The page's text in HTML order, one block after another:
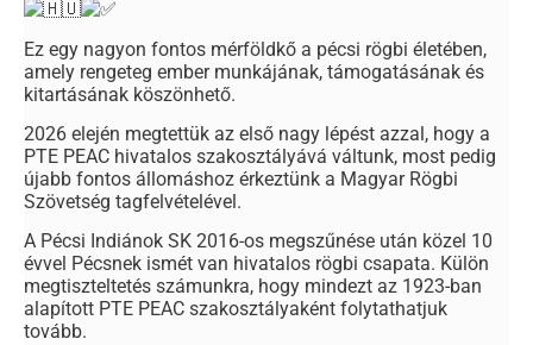
Ez egy nagyon fontos mérföldkő a pécsi rögbi életében,
amely rengeteg ember munkájának, támogatásának és
kitartásának köszönhető.
2026 elején megtettük az első nagy lépést azzal, hogy a
PTE PEAC hivatalos szakosztályává váltunk, most pedig
újabb fontos állomáshoz érkeztünk a Magyar Rögbi
Szövetség tagfelvételével.
A Pécsi Indiánok SK 2016-os megszűnése után közel 10
évvel Pécsnek ismét van hivatalos rögbi csapata. Külön
megtiszteltetés számunkra, hogy mindezt az 1923-ban
alapított PTE PEAC szakosztályaként folytathatjuk
tovább.